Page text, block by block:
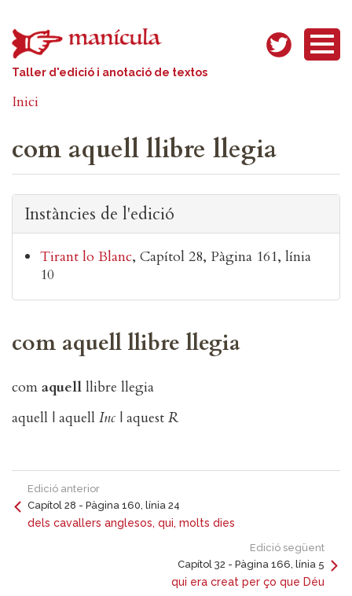
Taller d'edició i anotació de textos
Inici
com aquell llibre llegia
Instàncies de l'edició
Tirant lo Blanc Capítol 28 Pàgina 161, línia
10
com aquell llibre llegia
com aquell llibre llegia
aquell | aquell Inc | aquest R
Edició anterior
Capítol 28 - Pàgina 160, línia 24
dels cavallers anglesos, qui, molts dies
Edició següent
Capítol 32 - Pàgina 166, línia 5
qui era creat per ço que Déu